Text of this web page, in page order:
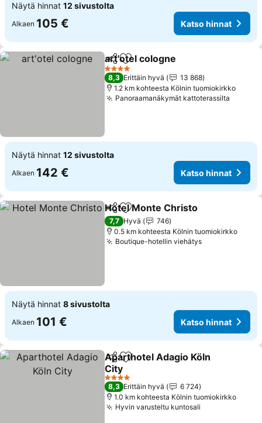
Näytä hinnat 12 sivustolta
Alkaen 105 € Katso hinnat
Jaa Lisää suosikkeihin
art'otel cologne
4 Tähtiluokitus
8,3 Erittäin hyvä
13 868
1.2 km kohteesta Kölnin tuomiokirkko
Panoraamanäkymät kattoterassilta
Näytä hinnat 12 sivustolta
Alkaen 142 € Katso hinnat
Jaa Lisää suosikkeihin
Hotel Monte Christo
7,7 Hyvä
746
0.5 km kohteesta Kölnin tuomiokirkko
Boutique-hotellin viehätys
Näytä hinnat 8 sivustolta
Alkaen 101 € Katso hinnat
Jaa Lisää suosikkeihin
Aparthotel Adagio Köln
City
4 Tähtiluokitus
8,3 Erittäin hyvä
6 724
1.0 km kohteesta Kölnin tuomiokirkko
Hyvin varusteltu kuntosali